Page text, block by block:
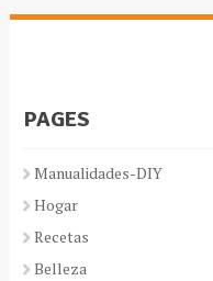
PAGES
Manualidades-DIY
Hogar
Recetas
Belleza